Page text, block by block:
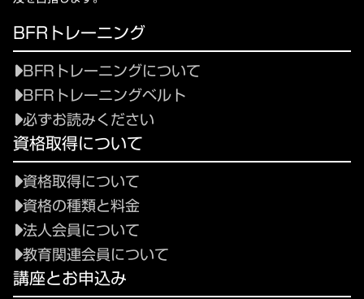
BFRトレーニング
BFRトレーニングについて
BFRトレーニングベルト
必ずお読みください
資格取得について
資格取得について
資格の種類と料金
法人会員について
教育関連会員について
講座とお申込み